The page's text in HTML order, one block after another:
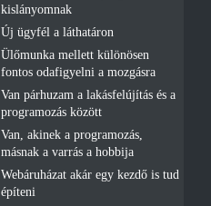
kislányomnak
Új ügyfél a láthatáron
Ülőmunka mellett különösen
fontos odafigyelni a mozgásra
Van párhuzam a lakásfelújítás és a
programozás között
Van, akinek a programozás,
másnak a varrás a hobbija
Webáruházat akár egy kezdő is tud
építeni